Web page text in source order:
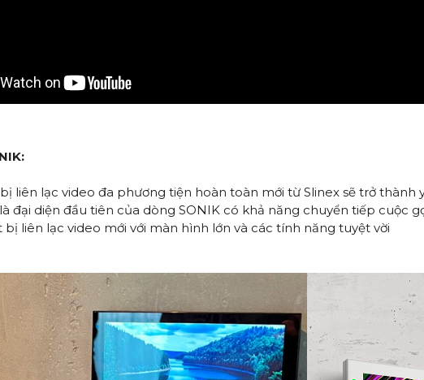
liên lạc video đa phương tiện hoàn toàn mới từ Slinex sẽ trở thành
đại diện đầu tiên của dòng SONIK có khả năng chuyển tiếp cuộc
bị liên lạc video mới với màn hình lớn và các tính năng tuyệt vời